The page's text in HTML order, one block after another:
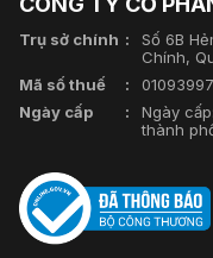
Trụ sở chính
Số 6B
Chính,
Mã số thuế
Ngày cấp
Ngày
thành